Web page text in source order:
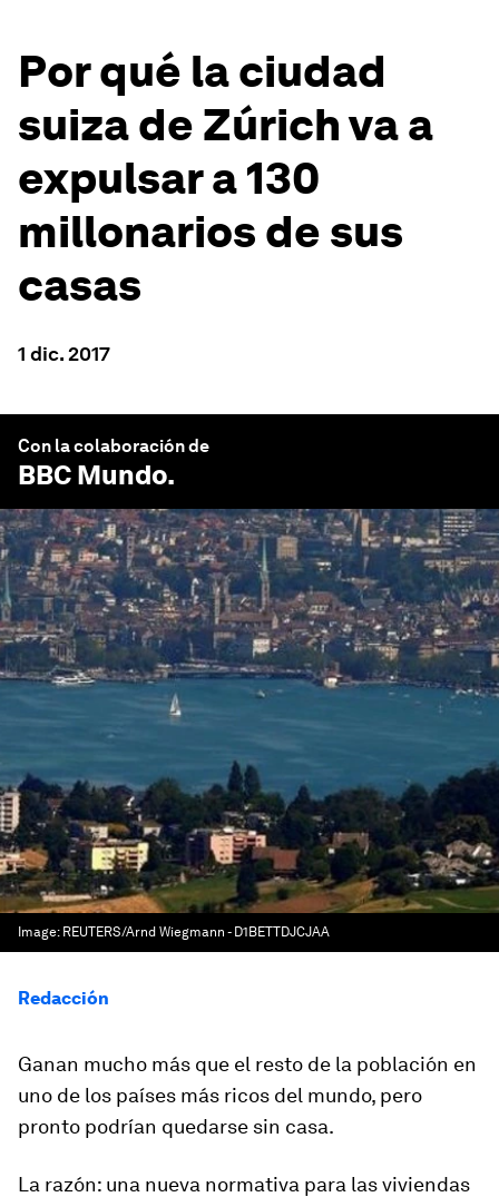
Por qué la ciudad
suiza de Zúrich va a
expulsar a 130
millonarios de sus
casas
1 dic. 2017
Con la colaboración de
BBC Mundo.
Image: REUTERS/Arnd Wiegmann - D1BETTDJCJAA
Redacción
Ganan mucho más que el resto de la población en
uno de los países más ricos del mundo, pero
pronto podrían quedarse sin casa.
La razón: una nueva normativa para las viviendas